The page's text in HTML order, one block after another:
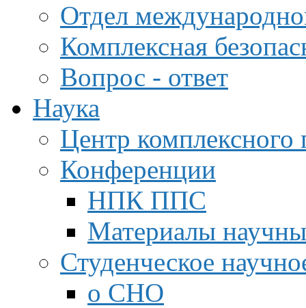
Отдел
Комплексная
Вопрос - ответ
Наука
Центр
Конференции
НПК ППС
Материалы
Студенческое
о СНО